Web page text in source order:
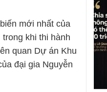
mới nhất của
khi thi hành
quan Dự án Khu
đại gia Nguyễn